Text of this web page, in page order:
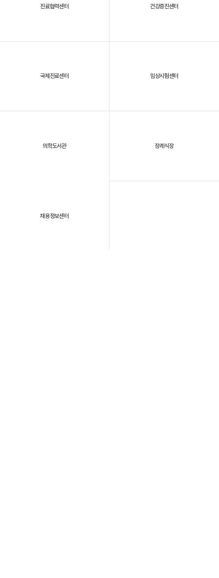
2025년, 대구파티마병원을 되돌아보다
진료협력센터 건강증진센터
국제진료센터 임상시험센터
의학도서관 장례식장
채용정보센터